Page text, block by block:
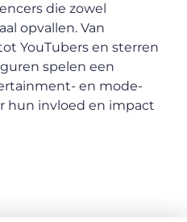
die zowel
opvallen. Van
YouTubers en sterren
spelen een
en mode-
hun invloed en impact